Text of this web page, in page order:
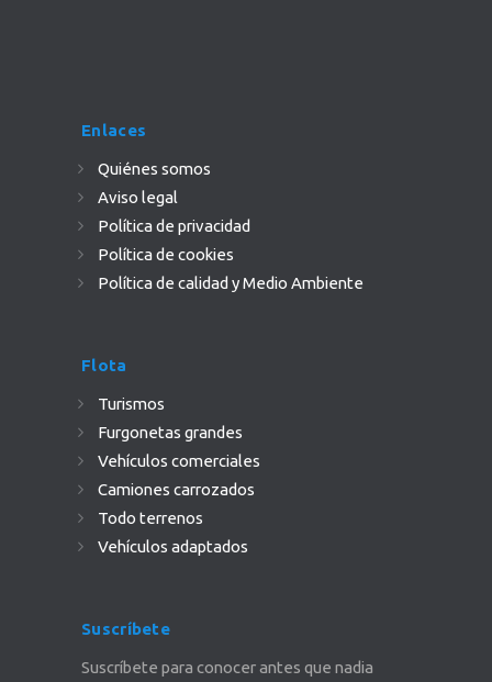
Enlaces
Quiénes somos
Aviso legal
Política de privacidad
Política de cookies
Política de calidad y Medio Ambiente
Flota
Turismos
Furgonetas grandes
Vehículos comerciales
Camiones carrozados
Todo terrenos
Vehículos adaptados
Suscríbete
Suscríbete para conocer antes que nadia